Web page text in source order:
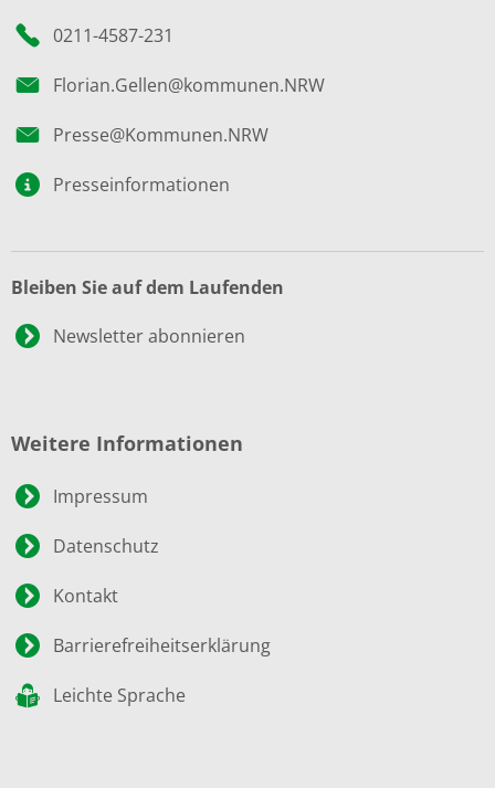
0211-4587-231
Florian.Gellen@kommunen.NRW
Presse@Kommunen.NRW
Presseinformationen
Bleiben Sie auf dem Laufenden
Newsletter abonnieren
Weitere Informationen
Impressum
Datenschutz
Kontakt
Barrierefreiheitserklärung
Leichte Sprache